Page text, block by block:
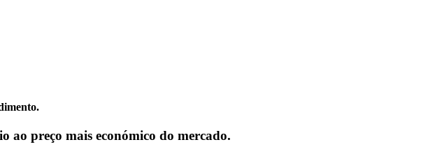
ao preço mais económico do mercado.